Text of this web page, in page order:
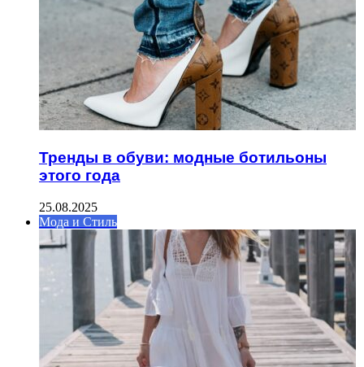
Тренды в обуви: модные ботильоны
этого года
25.08.2025
Мода и Стиль